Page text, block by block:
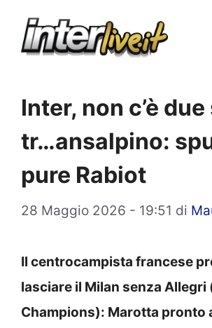
Inter, non c’è
tr…ansalpino:
pure Rabiot
28 Maggio 2026 - 19:51 di
Il centrocampista francese
lasciare il Milan senza Allegri
Champions): Marotta pronto